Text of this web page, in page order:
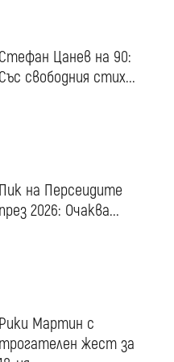
Стефан Цанев на 90:
Със свободния стих...
Пик на Персеидите
през 2026: Очаква...
Рики Мартин с
трогателен жест за